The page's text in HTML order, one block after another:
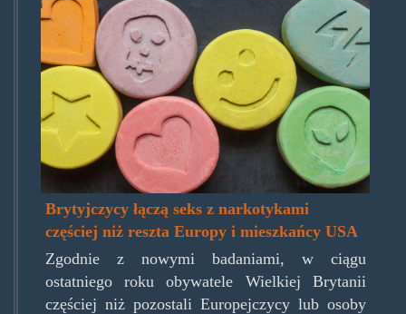
pixychemsexyswawole.jpg
Brytyjczycy łączą seks z narkotykami
częściej niż reszta Europy i mieszkańcy USA
Zgodnie z nowymi badaniami, w ciągu
ostatniego roku obywatele Wielkiej Brytanii
częściej niż pozostali Europejczycy lub osoby